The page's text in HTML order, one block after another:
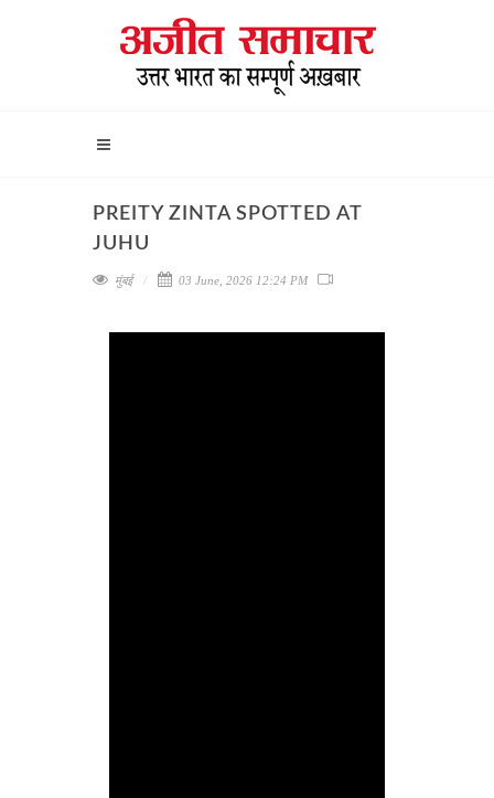
PREITY ZINTA SPOTTED AT
JUHU
मुंबई 03 June, 2026 12:24 PM